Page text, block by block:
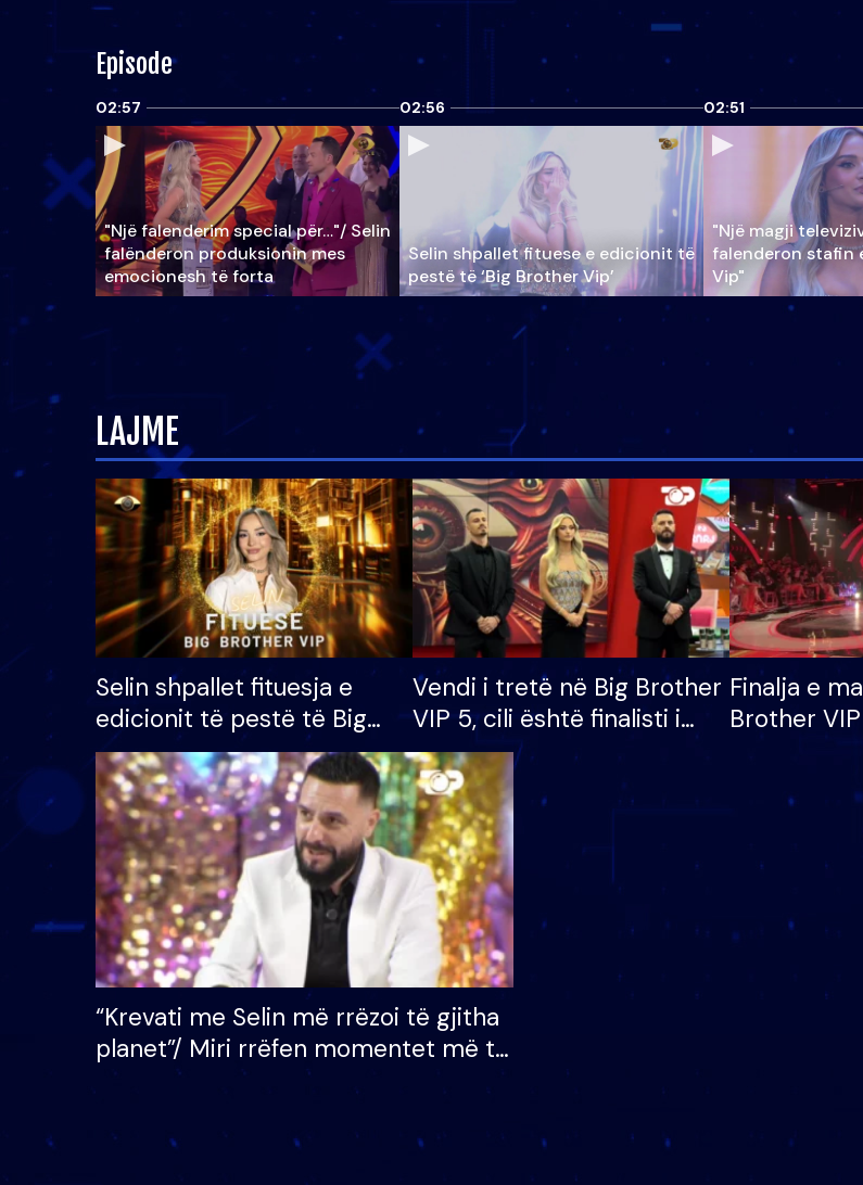
Episode
02:57
"Një falenderim special për…"/ Selin
falënderon produksionin mes
emocionesh të forta
02:56
Selin shpallet fituese e edicionit të
pestë të ‘Big Brother Vip’
02:51
"Një magji
falenderon stafin
Vip"
LAJME
Selin shpallet fituesja e
edicionit të pestë të Big
Brother VIP, rrëmben
çmimin e madh prej 100
mijë eurosh
Vendi i tretë në Big Brother
VIP 5, cili është finalisti i
radhës që lë shtëpinë
Finalja e
Brother
banori i
dhe humb
të fituar
“Krevati me Selin më rrëzoi të gjitha
planet”/ Miri rrëfen momentet më të
bukura në shtëpinë e BB VIP: Do më